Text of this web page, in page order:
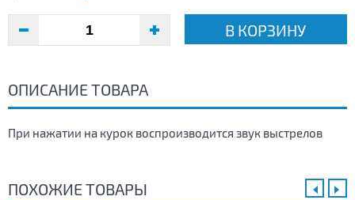
В КОРЗИНУ
ОПИСАНИЕ ТОВАРА
При нажатии на курок воспроизводится звук выстрелов
ПОХОЖИЕ ТОВАРЫ